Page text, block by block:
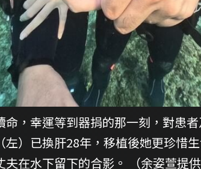
命，幸運等到器捐的那一刻，對患
左）已換肝28年，移植後她更珍惜
夫在水下留下的合影。 （余姿萱提